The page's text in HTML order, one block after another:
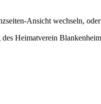
Ansicht wechseln,
Heimatverein